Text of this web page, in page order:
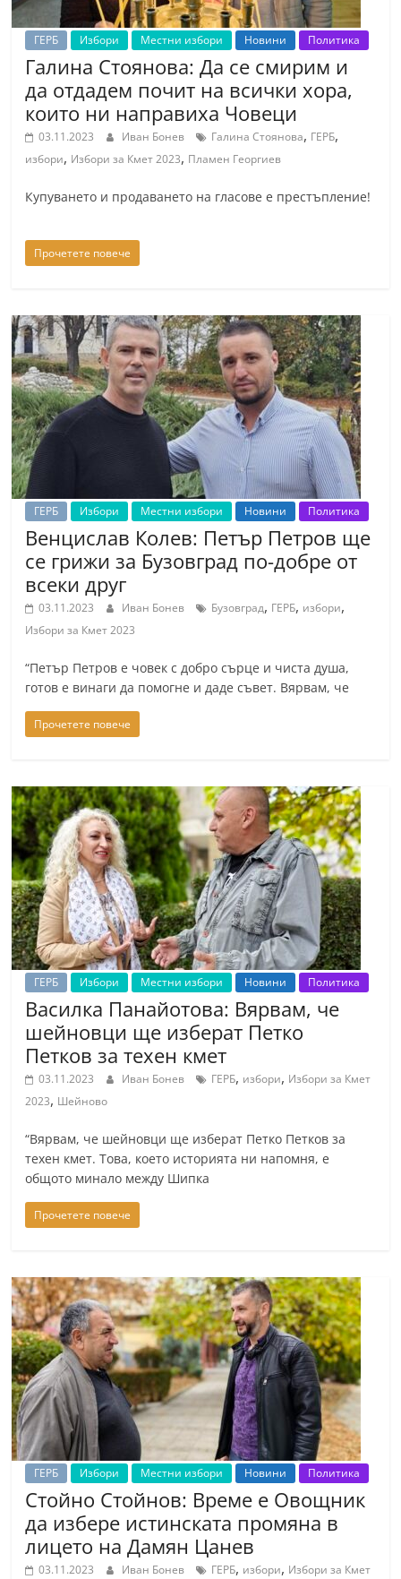
ГЕРБ Избори Местни избори Новини Политика
Галина Стоянова: Да се смирим и
да отдадем почит на всички хора,
които ни направиха Човеци
03.11.2023 Иван Бонев Галина Стоянова, ГЕРБ,
избори, Избори за Кмет 2023, Пламен Георгиев
Купуването и продаването на гласове е престъпление!
Прочетете повече
ГЕРБ Избори Местни избори Новини Политика
Венцислав Колев: Петър Петров ще
се грижи за Бузовград по-добре от
всеки друг
03.11.2023 Иван Бонев Бузовград, ГЕРБ, избори,
Избори за Кмет 2023
“Петър Петров е човек с добро сърце и чиста душа,
готов е винаги да помогне и даде съвет. Вярвам, че
Прочетете повече
ГЕРБ Избори Местни избори Новини Политика
Василка Панайотова: Вярвам, че
шейновци ще изберат Петко
Петков за техен кмет
03.11.2023 Иван Бонев ГЕРБ, избори, Избори за Кмет
2023, Шейново
“Вярвам, че шейновци ще изберат Петко Петков за
техен кмет. Това, което историята ни напомня, е
общото минало между Шипка
Прочетете повече
ГЕРБ Избори Местни избори Новини Политика
Стойно Стойнов: Време е Овощник
да избере истинската промяна в
лицето на Дамян Цанев
03.11.2023 Иван Бонев ГЕРБ, избори, Избори за Кмет